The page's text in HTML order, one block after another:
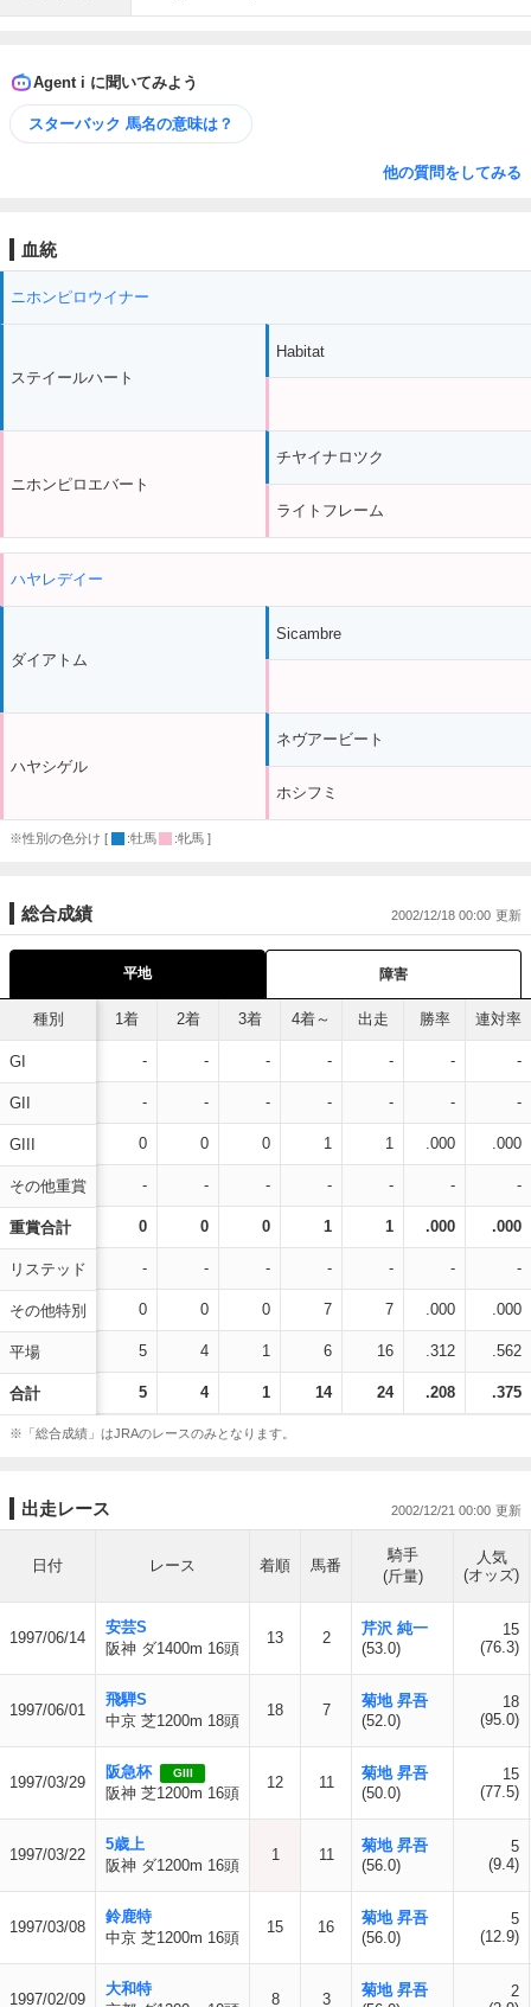
Agent i に聞いてみよう
スターバック 馬名の意味は？
他の質問をしてみる
血統
ニホンピロウイナー
ステイールハート
ニホンピロエバート
Habitat
チヤイナロツク
ライトフレーム
ハヤレデイー
ダイアトム
ハヤシゲル
Sicambre
ネヴアービート
ホシフミ
※性別の色分け [ :牡馬 :牝馬 ]
総合成績 2002/12/18 00:00
平地 障害
種別
GI
GII
GIII
その他重賞
重賞合計
リステッド
その他特別
平場
合計
1着 2着 3着 4着～ 出走 勝率 連対率
- - - - - - -
- - - - - - -
0 0 0 1 1 .000 .000
- - - - - - -
0 0 0 1 1 .000 .000
- - - - - - -
0 0 0 7 7 .000 .000
5 4 1 6 16 .312 .562
5 4 1 14 24 .208 .375
※「総合成績」はJRAのレースのみとなります。
出走レース 2002/12/21 00:00
日付 レース 着順 馬番
騎手
(斤量)
人気
(オッズ)
1997/06/14
安芸S
阪神 ダ1400m 16頭
13 2
芹沢 純一
(53.0)
15
(76.3)
1997/06/01
飛騨S
中京 芝1200m 18頭
18 7
菊地 昇吾
(52.0)
18
(95.0)
1997/03/29
阪急杯 GIII
阪神 芝1200m 16頭
12 11
菊地 昇吾
(50.0)
15
(77.5)
1997/03/22
5歳上
阪神 ダ1200m 16頭
1 11
菊地 昇吾
(56.0)
5
(9.4)
1997/03/08
鈴鹿特
中京 芝1200m 16頭
15 16
菊地 昇吾
(56.0)
5
(12.9)
1997/02/09
大和特
8 3
菊地 昇吾
2